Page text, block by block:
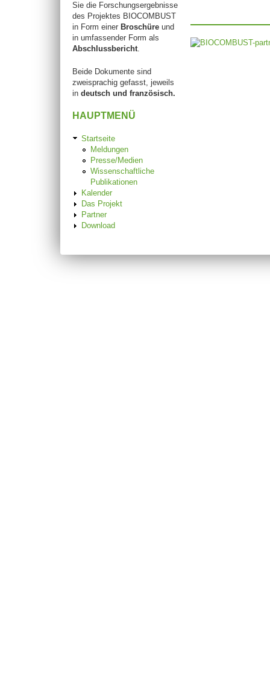
Sie die Forschungsergebnisse
des Projektes BIOCOMBUST
in Form einer Broschüre und
in umfassender Form als
Abschlussbericht.
Beide Dokumente sind
zweisprachig gefasst, jeweils
in deutsch und französisch.
HAUPTMENÜ
Startseite
Meldungen
Presse/Medien
Wissenschaftliche
Publikationen
Kalender
Das Projekt
Partner
Download